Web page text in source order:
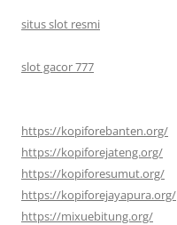
situs slot resmi
slot gacor 777
https://kopiforebanten.org/
https://kopiforejateng.org/
https://kopiforesumut.org/
https://kopiforejayapura.org/
https://mixuebitung.org/